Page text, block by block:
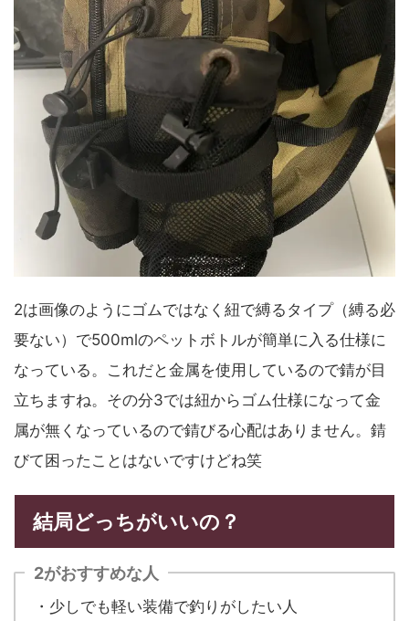
2は画像のようにゴムではなく紐で縛るタイプ（縛る必
要ない）で500mlのペットボトルが簡単に入る仕様に
なっている。これだと金属を使用しているので錆が目
立ちますね。その分3では紐からゴム仕様になって金
属が無くなっているので錆びる心配はありません。錆
びて困ったことはないですけどね笑
結局どっちがいいの？
2がおすすめな人
・少しでも軽い装備で釣りがしたい人